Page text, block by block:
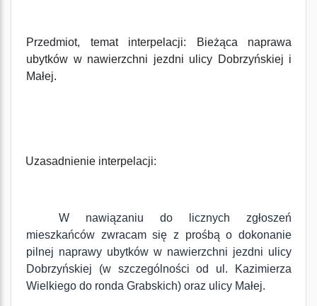
Przedmiot, temat interpelacji: Bieżąca naprawa
ubytków w nawierzchni jezdni ulicy Dobrzyńskiej i
Małej.
Uzasadnienie interpelacji:
W nawiązaniu do licznych zgłoszeń
mieszkańców zwracam się z prośbą o dokonanie
pilnej naprawy ubytków w nawierzchni jezdni ulicy
Dobrzyńskiej (w szczególności od ul. Kazimierza
Wielkiego do ronda Grabskich) oraz ulicy Małej.